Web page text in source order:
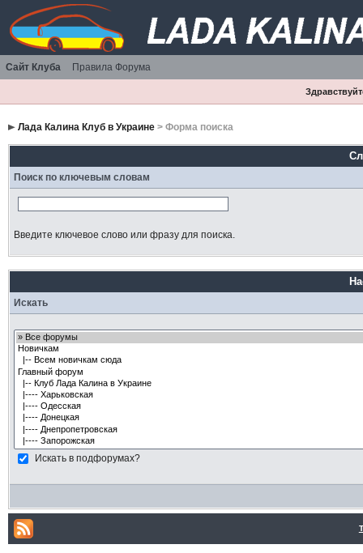
Сайт Клуба Правила Форума
Лада Калина Клуб в Украине> Форма поиска
Поиск по ключевым словам
Введите ключевое слово или фразу для поиска.
Искать
Искать в подфорумах?